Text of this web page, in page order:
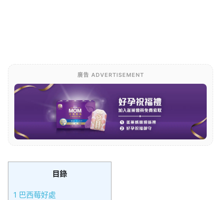
廣告 ADVERTISEMENT
目錄
1 巴西莓好處